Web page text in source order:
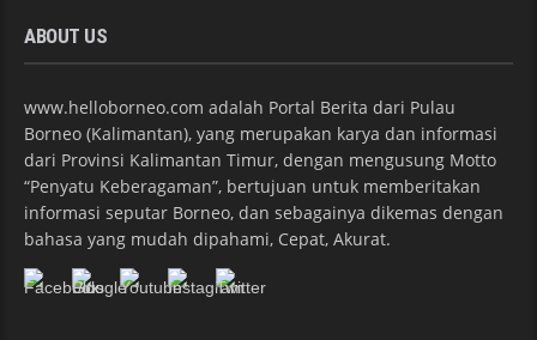
ABOUT US
www.helloborneo.com adalah Portal Berita dari Pulau
Borneo (Kalimantan), yang merupakan karya dan informasi
dari Provinsi Kalimantan Timur, dengan mengusung Motto
“Penyatu Keberagaman”, bertujuan untuk memberitakan
informasi seputar Borneo, dan sebagainya dikemas dengan
bahasa yang mudah dipahami, Cepat, Akurat.